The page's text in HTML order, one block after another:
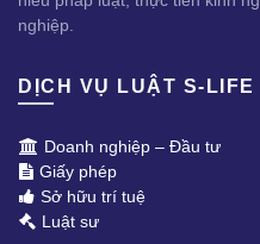
nghiệp.
DỊCH VỤ LUẬT S-LIFE
Doanh nghiệp – Đầu tư
Giấy phép
Sở hữu trí tuệ
Luật sư